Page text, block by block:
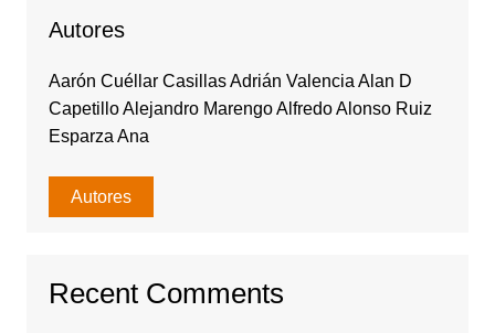
Autores
Aarón Cuéllar Casillas Adrián Valencia Alan D
Capetillo Alejandro Marengo Alfredo Alonso Ruiz
Esparza Ana
Autores
Recent Comments